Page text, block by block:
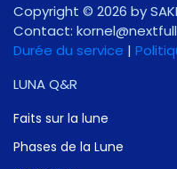
Copyright © 2026 by
Contact:
Durée du service |
LUNA Q&R
Faits sur la lune
Phases de la Lune